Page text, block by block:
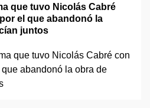
que tuvo Nicolás Cabré
el que abandonó la
juntos